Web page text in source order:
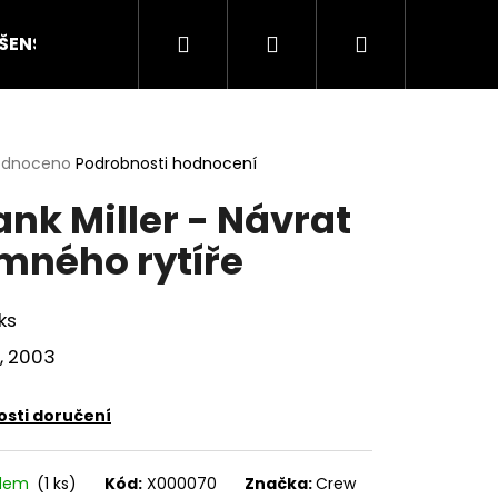
HODNOCENÍ STAVU O NÁS
Hledat PřihlášeníNákupní
Podrobnosti hodnocení
Miller - Návrat
rytíře
2003
doručení
(1 ks) Kód: X000070 Značka:Crew